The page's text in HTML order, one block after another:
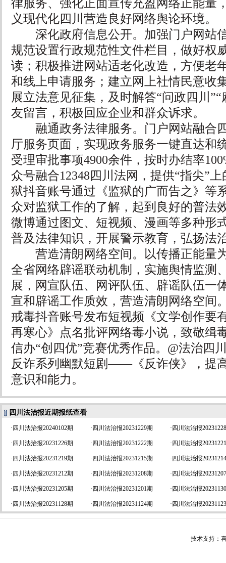
律服务、强化正面宣传充盈网络正能量
义现代化四川营造良好网络舆论环境。
深化政府信息公开。加强门户网站
规范设置行政规范性文件栏目，做好权
读；积极推进网站适老化改造，方便老
和线上申请服务；建立网上社情民意收
展立法意见征集，及时解答“问政四川
友留言，积极回应企业和群众诉求。
融通政务法律服务。门户网站融合
厅服务页面，实现政务服务一键直达和
受理审批事项4900余件，按时办结率
众号融合12348四川法网，提供“指尖”
狱抖音账号通过《监狱的广而告之》等
众对监狱工作的了解，起到良好的普法
微博通过图文、短视频、漫画等多种形
普及法律知识，开展警示教育，弘扬法
营造清朗网络空间。以传播正能量
全省网络辟谣联动机制，实施舆情监测
展，网宣队伍、网评队伍、辟谣队伍一
宣和辟谣工作质效，营造清朗网络空间
戒毒抖音账号发布短视频《文学创作要
再寒心》点名批评网络毒小说，致敬缉
信办“创四优”竞赛优秀作品。@法治四
反诈系列幽默短剧——《反诈侠》，提
意识和能力。
四川法治报近期报纸查看
· 四川法治报20240102期 · 四川法治报20231229期 · 四川法治报
· 四川法治报20231226期 · 四川法治报20231222期 · 四川法治报
· 四川法治报20231219期 · 四川法治报20231215期 · 四川法治报
· 四川法治报20231212期 · 四川法治报20231208期 · 四川法治报
· 四川法治报20231205期 · 四川法治报20231201期 · 四川法治报
· 四川法治报20231128期 · 四川法治报20231124期 · 四川法治报
技术支持：